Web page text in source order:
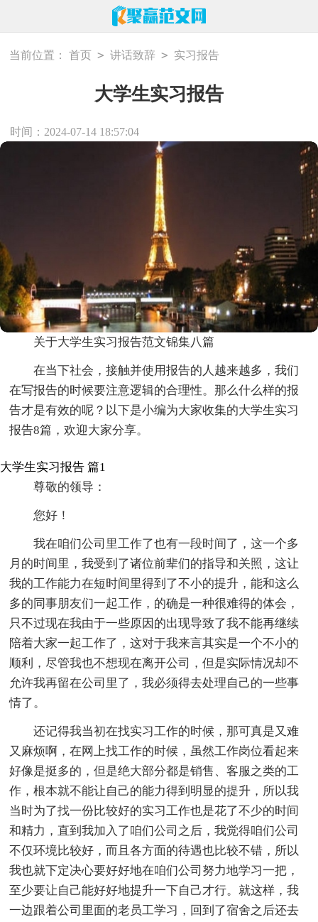
当前位置： 首页 > 讲话致辞 > 实习报告
大学生实习报告
时间：2024-07-14 18:57:04
关于大学生实习报告范文锦集八篇
在当下社会，接触并使用报告的人越来越多，我们
在写报告的时候要注意逻辑的合理性。那么什么样的报
告才是有效的呢？以下是小编为大家收集的大学生实习
报告8篇，欢迎大家分享。
大学生实习报告 篇1
尊敬的领导：
您好！
我在咱们公司里工作了也有一段时间了，这一个多
月的时间里，我受到了诸位前辈们的指导和关照，这让
我的工作能力在短时间里得到了不小的提升，能和这么
多的同事朋友们一起工作，的确是一种很难得的体会，
只不过现在我由于一些原因的出现导致了我不能再继续
陪着大家一起工作了，这对于我来言其实是一个不小的
顺利，尽管我也不想现在离开公司，但是实际情况却不
允许我再留在公司里了，我必须得去处理自己的一些事
情了。
还记得我当初在找实习工作的时候，那可真是又难
又麻烦啊，在网上找工作的时候，虽然工作岗位看起来
好像是挺多的，但是绝大部分都是销售、客服之类的工
作，根本就不能让自己的能力得到明显的提升，所以我
当时为了找一份比较好的实习工作也是花了不少的时间
和精力，直到我加入了咱们公司之后，我觉得咱们公司
不仅环境比较好，而且各方面的待遇也比较不错，所以
我也就下定决心要好好地在咱们公司努力地学习一把，
至少要让自己能好好地提升一下自己才行。就这样，我
一边跟着公司里面的老员工学习，回到了宿舍之后还去